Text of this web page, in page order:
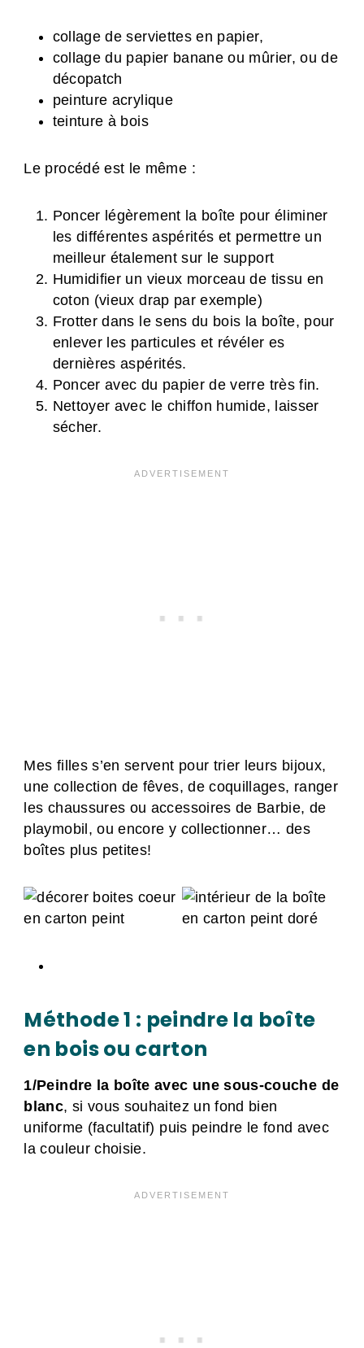
collage de serviettes en papier,
collage du papier banane ou mûrier, ou de
décopatch
peinture acrylique
teinture à bois
Le procédé est le même :
Poncer légèrement la boîte pour éliminer
les différentes aspérités et permettre un
meilleur étalement sur le support
Humidifier un vieux morceau de tissu en
coton (vieux drap par exemple)
Frotter dans le sens du bois la boîte, pour
enlever les particules et révéler es
dernières aspérités.
Poncer avec du papier de verre très fin.
Nettoyer avec le chiffon humide, laisser
sécher.
Mes filles s’en servent pour trier leurs bijoux,
une collection de fêves, de coquillages, ranger
les chaussures ou accessoires de Barbie, de
playmobil, ou encore y collectionner… des
boîtes plus petites!
Méthode 1 : peindre la boîte
en bois ou carton
1/Peindre la boîte avec une sous-couche de
blanc, si vous souhaitez un fond bien
uniforme (facultatif) puis peindre le fond avec
la couleur choisie.